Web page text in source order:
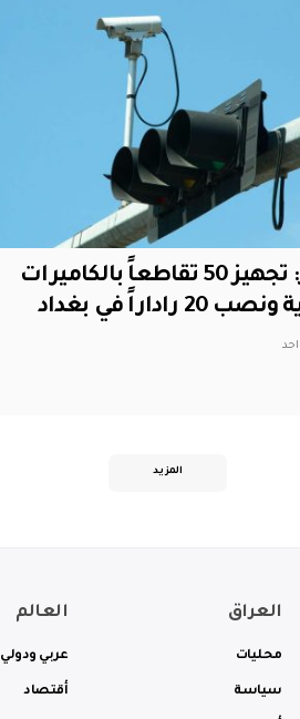
المرور: تجهيز 50 تقاطعاً بالكاميرات
راداراً في بغداد
المزيد
العراق
محليات
سياسة
العالم
عربي ودولي
أقتصاد